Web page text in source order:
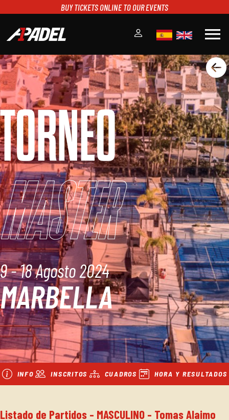
BUY TICKETS ONLINE TO OUR EVENTS
menu
A1PADEL
RANKING
CALENDARIO
TORNEOS
NOTICIAS
MULTIMEDIA
SCOREBOARD
STREAMING
TORNEO
Master
9 - 18 Agosto 2024
MARBELLA
INFO INSCRITOS CUADROS HORA Y RESULTADOS
Listado de Partidos - MASCULINO - Tomas Alaimo